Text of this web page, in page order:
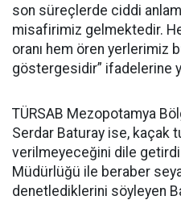
son süreçlerde ciddi
misafirimiz gelmektedir.
oranı hem ören yerlerimiz
göstergesidir” ifadelerine
TÜRSAB Mezopotamya
Serdar Baturay ise, kaçak
verilmeyeceğini dile
Müdürlüğü ile beraber
denetlediklerini söyleyen